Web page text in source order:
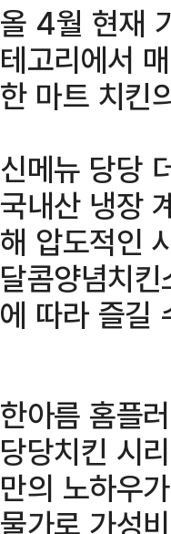
올 4월 현재
테고리에서
한 마트 치킨
신메뉴 당당
국내산 냉장
해 압도적인
달콤양념치
에 따라 즐길
한아름 홈플
당당치킨 시
만의 노하우
물가로 가성